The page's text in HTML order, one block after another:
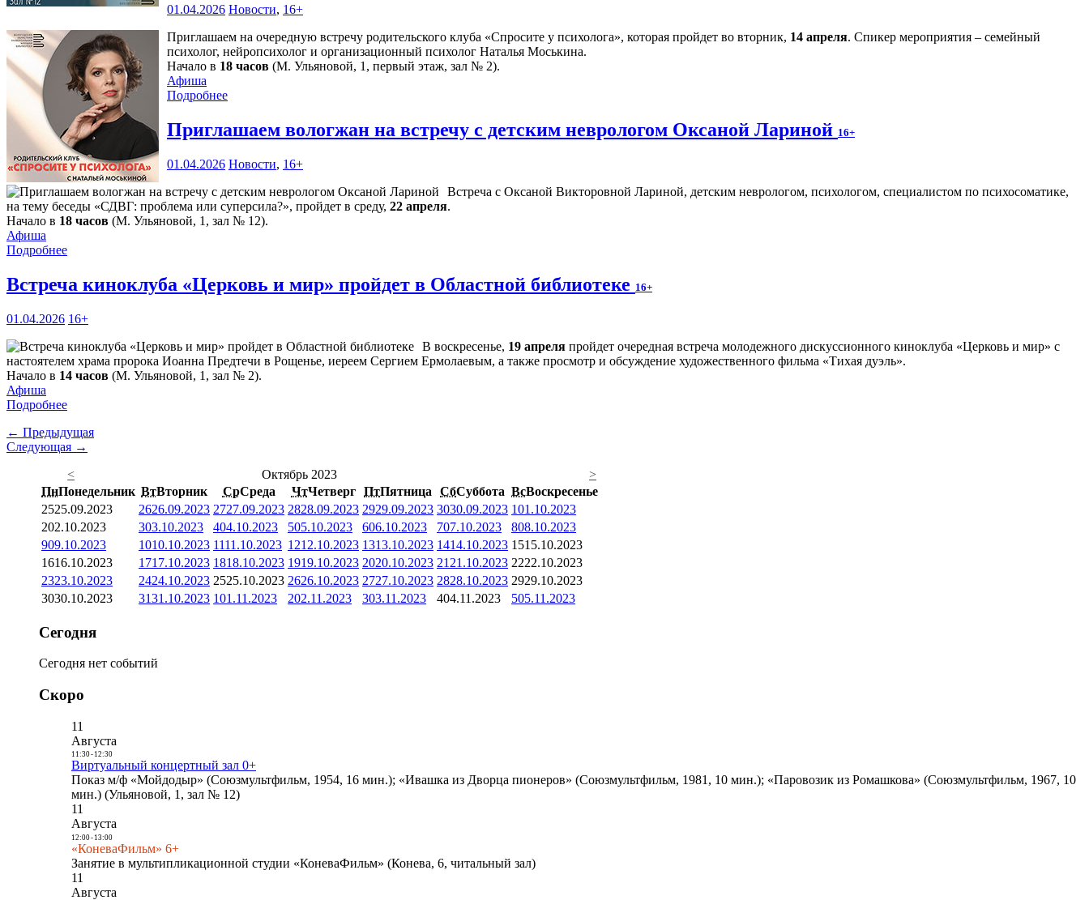
01.04.2026 Новости, 16+
Приглашаем на очередную встречу родительского клуба «Спросите у психолога», которая пройдет во вторник, 14 апреля. Спикер мероприятия – семейный
психолог, нейропсихолог и организационный психолог Наталья Моськина.
Начало в 18 часов (М. Ульяновой, 1, первый этаж, зал № 2).
Афиша
Подробнее
Приглашаем вологжан на встречу с детским неврологом Оксаной Лариной 16+
01.04.2026 Новости, 16+
Встреча с Оксаной Викторовной Лариной, детским неврологом, психологом, специалистом по психосоматике,
на тему беседы «СДВГ: проблема или суперсила?», пройдет в среду, 22 апреля.
Начало в 18 часов (М. Ульяновой, 1, зал № 12).
Афиша
Подробнее
Встреча киноклуба «Церковь и мир» пройдет в Областной библиотеке 16+
01.04.2026 16+
В воскресенье, 19 апреля пройдет очередная встреча молодежного дискуссионного киноклуба «Церковь и мир» с
настоятелем храма пророка Иоанна Предтечи в Рощенье, иереем Сергием Ермолаевым, а также просмотр и обсуждение художественного фильма «Тихая дуэль».
Начало в 14 часов (М. Ульяновой, 1, зал № 2).
Афиша
Подробнее
← Предыдущая
Следующая →
<
Октябрь 2023
>
ПнПонедельник ВтВторник СрСреда ЧтЧетверг ПтПятница СбСуббота ВсВоскресенье
2525.09.2023 2626.09.2023 2727.09.2023 2828.09.2023 2929.09.2023 3030.09.2023 101.10.2023
202.10.2023 303.10.2023 404.10.2023 505.10.2023 606.10.2023 707.10.2023 808.10.2023
909.10.2023 1010.10.2023 1111.10.2023 1212.10.2023 1313.10.2023 1414.10.2023 1515.10.2023
1616.10.2023 1717.10.2023 1818.10.2023 1919.10.2023 2020.10.2023 21 21.10.2023 2222.10.2023
2323.10.2023 2424.10.2023 2525.10.2023 2626.10.2023 2727.10.2023 2828.10.2023 2929.10.2023
3030.10.2023 3131.10.2023 101.11.2023 202.11.2023 303.11.2023 404.11.2023 505.11.2023
Сегодня
Сегодня нет событий
Скоро
11
Августа
11:30- 12:30
Виртуальный концертный зал 0+
Показ м/ф «Мойдодыр» (Союзмультфильм, 1954, 16 мин.); «Ивашка из Дворца пионеров» (Союзмультфильм, 1981, 10 мин.); «Паровозик из Ромашкова» (Союзмультфильм, 1967, 10
мин.) (Ульяновой, 1, зал № 12)
11
Августа
12:00- 13:00
«КоневаФильм» 6+
Занятие в мультипликационной студии «КоневаФильм» (Конева, 6, читальный зал)
11
Августа